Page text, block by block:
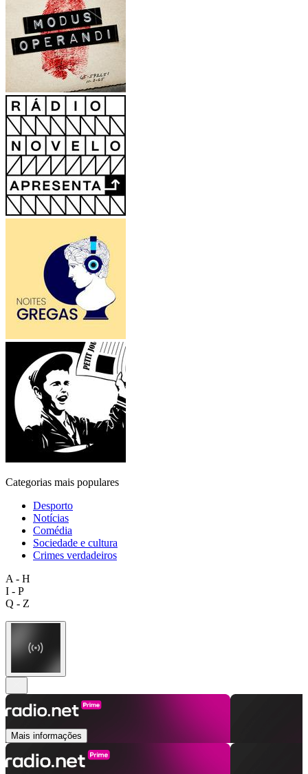
Categorias mais populares
Desporto
Notícias
Comédia
Sociedade e cultura
Crimes verdadeiros
A - H
I - P
Q - Z
Mais informações